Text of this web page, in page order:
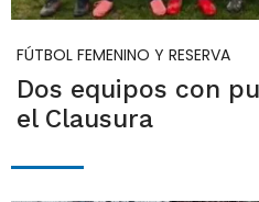
FÚTBOL FEMENINO Y RESERVA
Dos equipos con
el Clausura